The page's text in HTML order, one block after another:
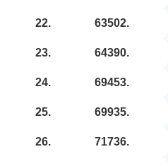
22. 63502.
23. 64390.
24. 69453.
25. 69935.
26. 71736.